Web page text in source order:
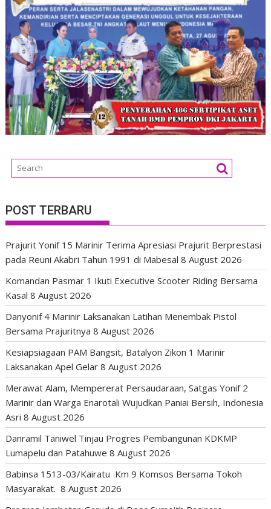
POST TERBARU
Prajurit Yonif 15 Marinir Terima Apresiasi Prajurit Berprestasi
pada Reuni Akabri Tahun 1991 di Mabesal 8 August 2026
Komandan Pasmar 1 Ikuti Executive Scooter Riding Bersama
Kasal 8 August 2026
Danyonif 4 Marinir Laksanakan Latihan Menembak Pistol
Bersama Prajuritnya 8 August 2026
Kesiapsiagaan PAM Bangsit, Batalyon Zikon 1 Marinir
Laksanakan Apel Gelar 8 August 2026
Merawat Alam, Mempererat Persaudaraan, Satgas Yonif 2
Marinir dan Warga Enarotali Wujudkan Paniai Bersih, Indonesia
Asri 8 August 2026
Danramil Taniwel Tinjau Progres Pembangunan KDKMP
Lumapelu dan Patahuwe 8 August 2026
Babinsa 1513-03/Kairatu Km 9 Komsos Bersama Tokoh
Masyarakat. 8 August 2026